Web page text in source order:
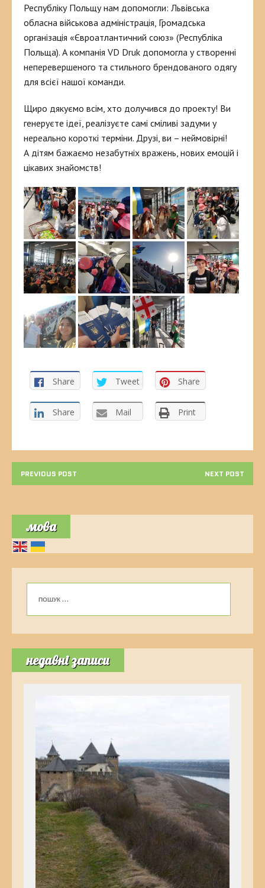
Республіку Польщу нам допомогли: Львівська
обласна військова адміністрація, Громадська
організація «Євроатлантичний союз» (Республіка
Польща). А компанія VD Druk допомогла у створенні
неперевершеного та стильного брендованого одягу
для всієї нашої команди.
Щиро дякуємо всім, хто долучився до проекту! Ви
генеруєте ідеї, реалізуєте самі сміливі задуми у
нереально короткі терміни. Друзі, ви – неймовірні!
А дітям бажаємо незабутніх вражень, нових емоцій і
цікавих знайомств!
Share Tweet Share
Share Mail Print
PREVIOUS POST NEXT POST
мова
недавні записи